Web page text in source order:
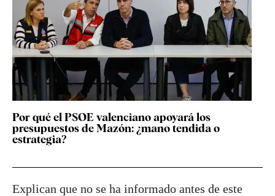
Por qué el PSOE valenciano apoyará los
presupuestos de Mazón: ¿mano tendida o
estrategia?
Explican que no se ha informado antes de este